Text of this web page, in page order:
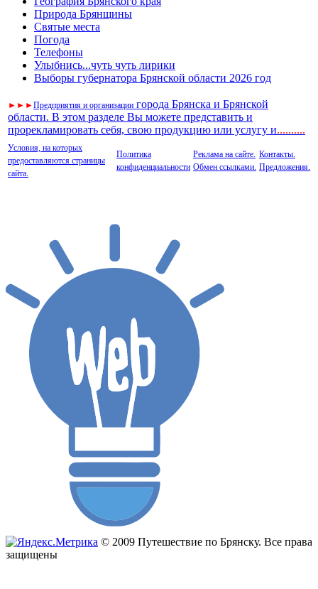
Природа Брянщины
Святые места
Погода
Телефоны
Улыбнись...чуть чуть лирики
Выборы губернатора Брянской области 2026 год
► ► ►Предприятия и организации города Брянска и Брянской
области. В этом разделе Вы можете представить и
прорекламировать себя, свою продукцию или услугу и..........
Условия, на которых
предоставляются страницы
сайта.
Политика
конфиденциальности
Реклама на сайте.
Обмен ссылками.
Контакты.
Предложения.
© 2009 Путешествие по Брянску. Все права
защищены